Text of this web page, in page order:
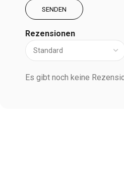
Rezensionen
Es gibt noch keine